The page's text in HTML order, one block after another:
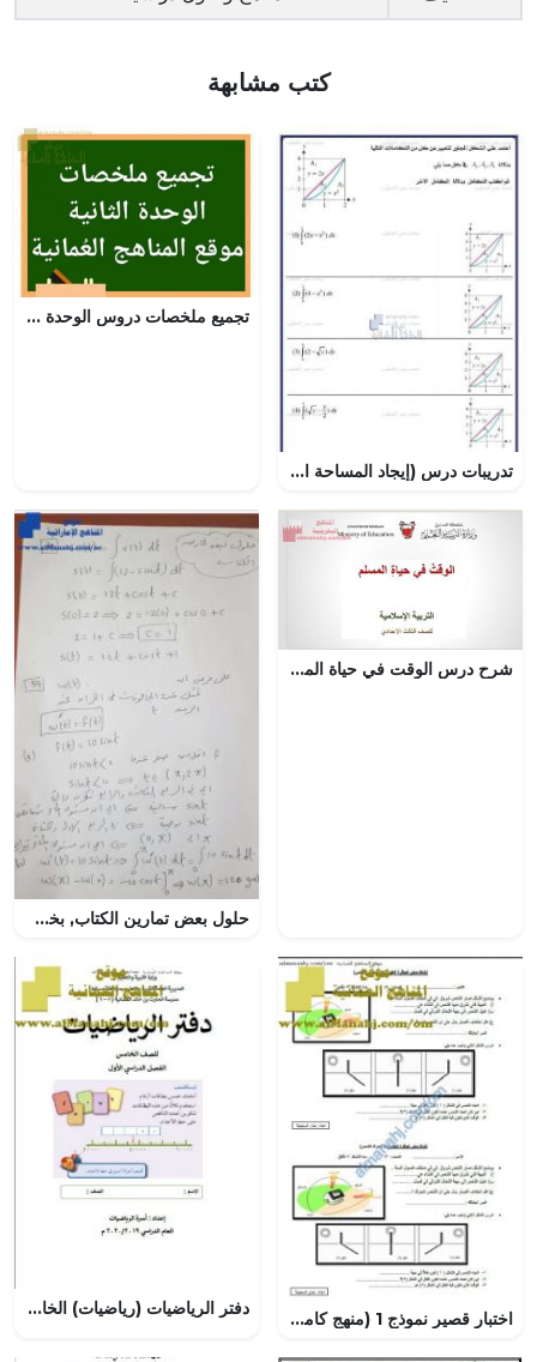
كتب مشابهة
تدريبات درس (إيجاد المساحة المحصورة بين منحنيين باستخدام التكامل), (رياضيات) الثاني عشر المتقدم
تجميع ملخصات دروس الوحدة الثانية (فيزياء) التاسع
شرح درس الوقت في حياة المسلم
حلول بعض تمارين الكتاب, بخط اليد, (رياضيات) الثاني عشر المتقدم
اختبار قصير نموذج 1 (منهج كامبردج) – نشاط صفي (علوم) الخامس
دفتر الرياضيات (رياضيات) الخامس